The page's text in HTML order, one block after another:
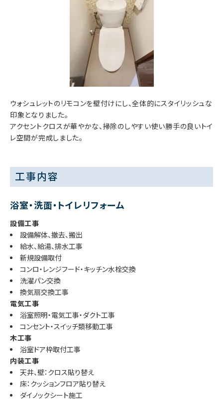
ウォシュレットのリモコンを壁付けにし、全体的にスタイリッシュな
印象となりました。
アクセントクロスが華やかな、掃除のしやすい使い勝手の良いトイ
レ空間が完成しました。
工事内容
浴室・洗面・トイレリフォーム
設備工事
設備解体、撤去、搬出
給水、給湯、排水工事
新規設備取付
コンロ・レンジフード・キッチン水栓交換
洗濯パン交換
換気扇交換工事
電気工事
浴室照明・電気工事・ダクト工事
コンセント・スイッチ類移動工事
木工事
浴室ドア枠取付工事
内装工事
天井、壁：クロス貼り替え
床：クッションフロア貼り替え
ダイノックシート施工